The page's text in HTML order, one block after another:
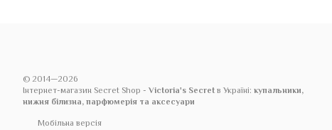
© 2014—2026
Інтернет-магазин Secret Shop - Victoria's Secret в Україні: купальники,
нижня білизна, парфюмерія та аксесуари
Мобільна версія